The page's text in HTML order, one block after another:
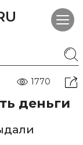
1770
деньги